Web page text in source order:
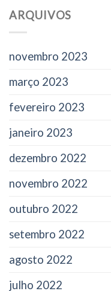
ARQUIVOS
novembro 2023
março 2023
fevereiro 2023
janeiro 2023
dezembro 2022
novembro 2022
outubro 2022
setembro 2022
agosto 2022
julho 2022